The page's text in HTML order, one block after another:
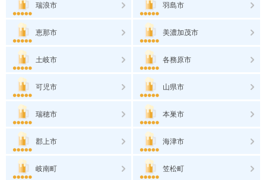
瑞浪市 羽島市
恵那市 美濃加茂市
土岐市 各務原市
可児市 山県市
瑞穂市 本巣市
郡上市 海津市
岐南町 笠松町